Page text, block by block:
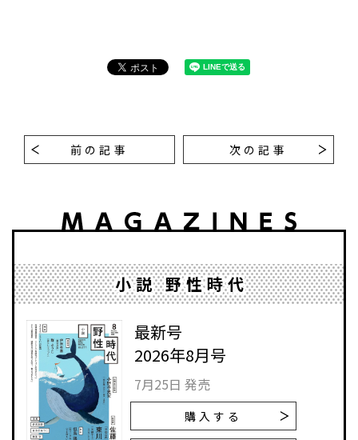
前の記事 次の記事
小説 野性時代
最新号
2026年8月号
7月25日 発売
購入する